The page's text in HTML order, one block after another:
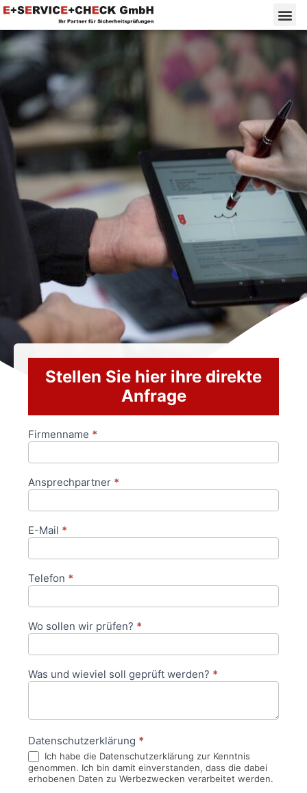
Stellen Sie hier ihre direkte
Anfrage
Anfrageformular
Firmenname *
Ansprechpartner *
E-Mail *
Telefon *
Wo sollen wir prüfen? *
Was und wieviel soll geprüft werden? *
Datenschutzerklärung *
Ich habe die Datenschutzerklärung zur Kenntnis
genommen. Ich bin damit einverstanden, dass die dabei
erhobenen Daten zu Werbezwecken verarbeitet werden.